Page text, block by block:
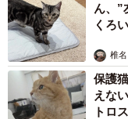
ん、”
くろ
椎
保護
えな
トロ